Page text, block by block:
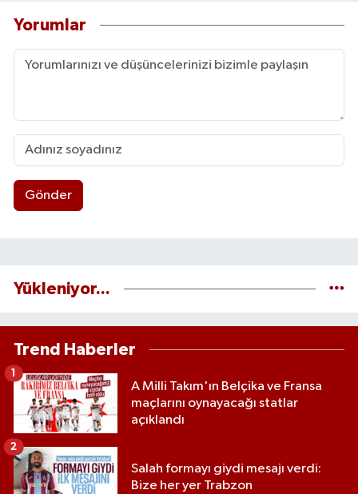
Yorumlar
Gönder
Yükleniyor...
Trend Haberler
A Milli Takım'ın Belçika ve Fransa
maçlarını oynayacağı statlar
açıklandı
1
Salah formayı giydi mesajı verdi:
Bize her yer Trabzon
2